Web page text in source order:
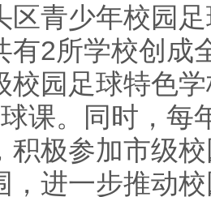
区青少年校园
有2所学校创成
校园足球特色
课。同时，每
积极参加市级
，进一步推动